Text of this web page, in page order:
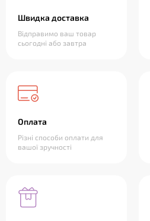
Швидка доставка
Відправимо ваш товар
сьогодні або завтра
Оплата
Різні способи оплати для
вашої зручності